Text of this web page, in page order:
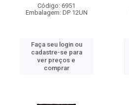
Código: 6951
Embalagem: DP 12UN
Faça seu login ou
cadastre-se para
ver preços e
comprar